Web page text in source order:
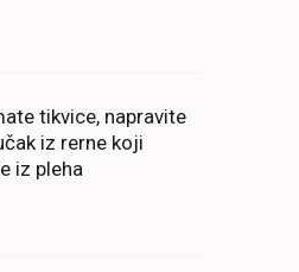
tikvice, napravite
iz rerne koji
iz pleha